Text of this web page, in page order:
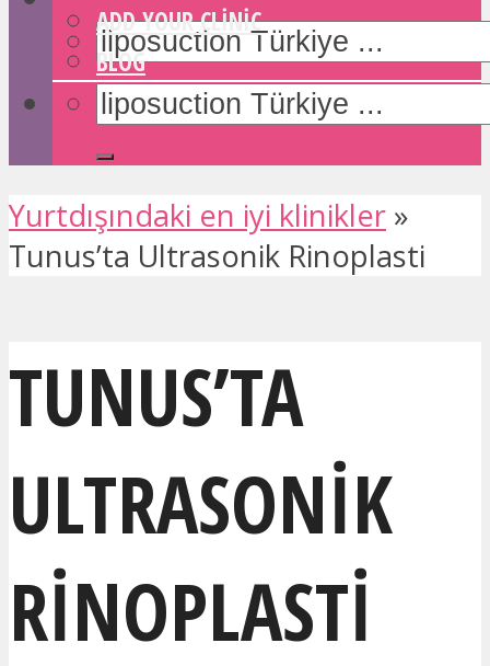
ADD YOUR CLINIC
BLOG
Yurtdışındaki en iyi klinikler »
Tunus’ta Ultrasonik Rinoplasti
TUNUS’TA
ULTRASONIK
RINOPLASTI